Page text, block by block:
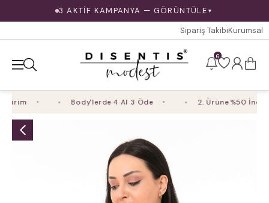
3 AKTİF KAMPANYA — GÖRÜNTÜLE ▼
Sipariş TakibiKurumsal
6
Body'lerde 4 Al 3 Öde 2. Ürüne %50 İndirim